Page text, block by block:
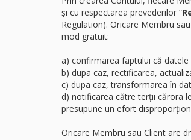
și cu respectarea prevederilor “
Regulation). Oricare Membru
mod gratuit:
a) confirmarea faptului că
b) dupa caz, rectificarea,
c) dupa caz, transformarea în
d) notificarea către terții cărora
presupune un efort
Oricare Membru sau Client are